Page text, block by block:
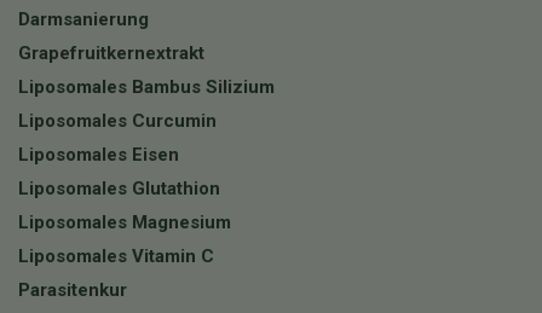
Darmsanierung
Grapefruitkernextrakt
Liposomales Bambus Silizium
Liposomales Curcumin
Liposomales Eisen
Liposomales Glutathion
Liposomales Magnesium
Liposomales Vitamin C
Parasitenkur